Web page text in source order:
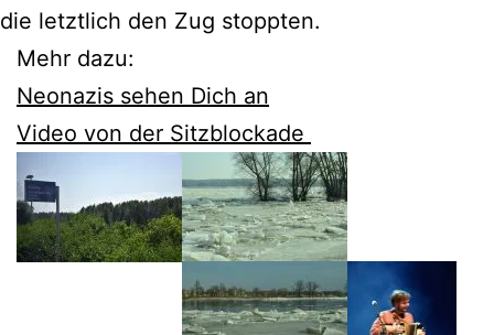
die letztlich den Zug stoppten.
Mehr dazu:
Neonazis sehen Dich an
Video von der Sitzblockade